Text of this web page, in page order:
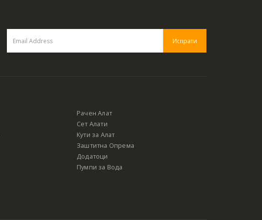
Рачен Алат
Сет Алати
Кути за Алат
Заштитна Опрема
Додатоци
Пумпи за Вода